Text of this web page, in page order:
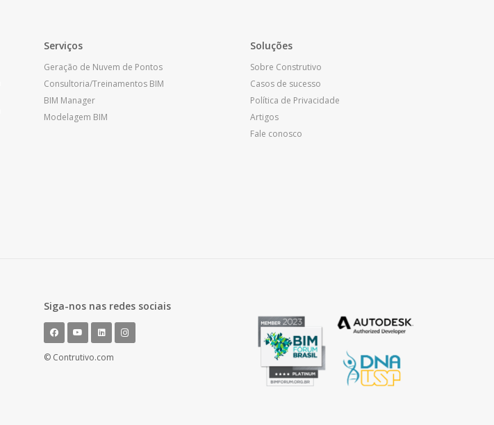
Serviços
Geração de Nuvem de Pontos
Consultoria/Treinamentos BIM
BIM Manager
Modelagem BIM
Soluções
Sobre Construtivo
Casos de sucesso
Política de Privacidade
Artigos
Fale conosco
Siga-nos nas redes sociais
© Contrutivo.com